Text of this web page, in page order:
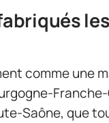
comme une
Saône, que